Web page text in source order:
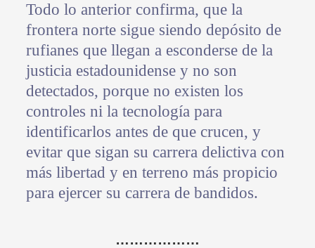
Todo lo anterior confirma, que la
frontera norte sigue siendo depósito de
rufianes que llegan a esconderse de la
justicia estadounidense y no son
detectados, porque no existen los
controles ni la tecnología para
identificarlos antes de que crucen, y
evitar que sigan su carrera delictiva con
más libertad y en terreno más propicio
para ejercer su carrera de bandidos.
………………